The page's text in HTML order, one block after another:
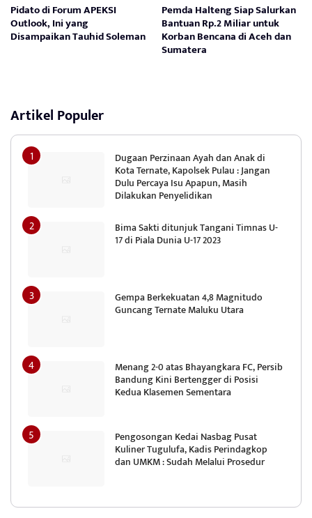
Pidato di Forum APEKSI
Outlook, Ini yang
Disampaikan Tauhid Soleman
Pemda Halteng Siap Salurkan
Bantuan Rp.2 Miliar untuk
Korban Bencana di Aceh dan
Sumatera
Artikel Populer
Dugaan Perzinaan Ayah dan Anak di
Kota Ternate, Kapolsek Pulau : Jangan
Dulu Percaya Isu Apapun, Masih
Dilakukan Penyelidikan
Bima Sakti ditunjuk Tangani Timnas U-
17 di Piala Dunia U-17 2023
Gempa Berkekuatan 4,8 Magnitudo
Guncang Ternate Maluku Utara
Menang 2-0 atas Bhayangkara FC, Persib
Bandung Kini Bertengger di Posisi
Kedua Klasemen Sementara
Pengosongan Kedai Nasbag Pusat
Kuliner Tugulufa, Kadis Perindagkop
dan UMKM : Sudah Melalui Prosedur